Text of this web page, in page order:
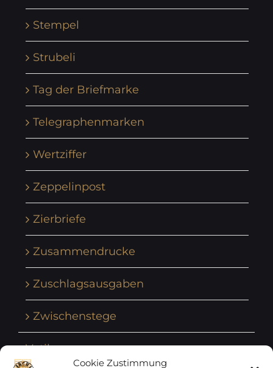
Cookie Zustimmung
Stempel
Strubeli
Tag der Briefmarke
Telegraphenmarken
Wertziffer
Zeppelinpost
Zierbriefe
Zusammendrucke
Zuschlagsausgaben
Zwischenstege
Vatikan